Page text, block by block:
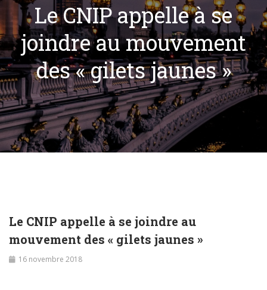
Le CNIP appelle à se
joindre au mouvement
des « gilets jaunes »
Le CNIP appelle à se joindre au
mouvement des « gilets jaunes »
16 novembre 2018